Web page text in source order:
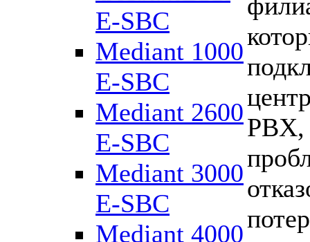
E-SBC
Mediant 1000
E-SBC
Mediant 2600
E-SBC
Mediant 3000
E-SBC
Mediant 4000
PBX,